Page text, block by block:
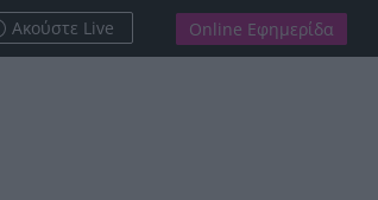
Ακούστε Live Online Εφημερίδα